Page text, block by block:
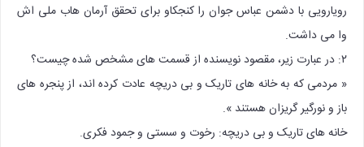
رویارویی با دشمن عباس جوان را کنجکاو برای تحقق آرمان هاب ملی اش
وا می داشت.
۲: در عبارت زیر، مقصود نویسنده از قسمت های مشخص شده چیست؟
« مردمی که به خانه های تاریک و بی دریچه عادت کرده اند، از پنجره های
باز و نورگیر گریزان هستند ».
خانه های تاریک و بی دریچه: رخوت و سستی و جمود فکری.